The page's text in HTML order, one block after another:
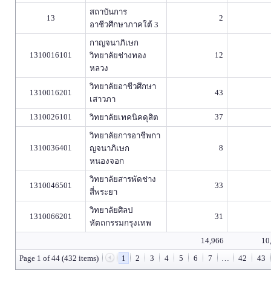
13
สถาบันการ
อาชีวศึกษาภาคใต้ 3
2
1310016101
กาญจนาภิเษก
วิทยาลัยช่างทอง
หลวง
12
1310016201
วิทยาลัยอาชีวศึกษา
เสาวภา
43
1310026101 วิทยาลัยเทคนิคดุสิต 37
1310036401
วิทยาลัยการอาชีพกา
ญจนาภิเษก
หนองจอก
8
1310046501
วิทยาลัยสารพัดช่าง
สี่พระยา
33
1310066201
วิทยาลัยศิลป
หัตถกรรมกรุงเทพ
31
14,966
Page 1 of 44 (432 items)
1 2 3 4 5 6 7 … 42 43